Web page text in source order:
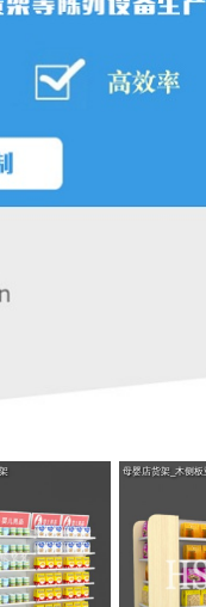
架_木侧框中岛货架
母婴店货架_木侧